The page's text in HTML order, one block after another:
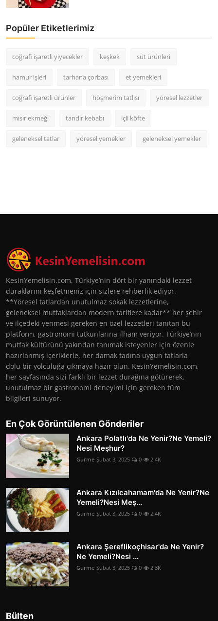
Popüler Etiketlerimiz
coğrafi işaretli yiyecekler keşkek süt ürünleri
hamur işleri tarhana çorbası et yemekleri
coğrafi işaretli ürünler höşmerim tatlısı yöresel lezzetler
mısır ekmeği tandır kebabı içli köfte
geleneksel tatlar yöresel yemekler geleneksel yemekler
KesinYemelisin.com, Türkiye’nin dört bir yanındaki lezzet
duraklarını keşfetmeniz için sizlere rehberlik ediyor.
**Yöresel tatlardan unutulmaz sokak lezzetlerine,
geleneksel mutfaklardan modern tariflere kadar** her şehir
ve ilçedeki yenmesi gereken en özel lezzetleri tanıtan bu
platform, gastronomi tutkunlarına ilham veriyor. Türkiye’nin
mutfak kültürünü yakından tanımak isteyenler için özenle
hazırlanmış içeriklerle, her damak tadına uygun tatlarla
dolu bir yolculuğa çıkmaya hazır olun. KesinYemelisin.com,
her sayfasında sizi farklı bir lezzet durağına götürerek,
unutulmaz bir gastronomi deneyimi için gereken tüm
bilgileri sunuyor.
En Çok Görüntülenen Gönderiler
Ankara Polatlı'da Ne Yenir?Ne Yemeli?
Nesi Meşhur?
Gurme Şubat 3, 2025 0 2.4K
Ankara Kızılcahamam'da Ne Yenir?Ne
Yemeli?Nesi Meş...
Gurme Şubat 3, 2025 0 2.4K
Ankara Şereflikoçhisar'da Ne Yenir?
Ne Yemeli?Nesi ...
Gurme Şubat 3, 2025 0 2.3K
Bülten